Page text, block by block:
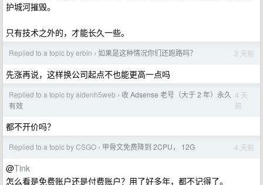
护城河摧毁。
只有技术之外的，才能长久一些。
Replied to a topic by erbin › 如果是这种情况你们还跑路吗？ 3 天前
先涨再说，这样换公司起点不也能更高一点吗
Replied to a topic by aidenh5web › 收 Adsense 老号（大于 2 年）永久
有效
4 天
前
都不开价吗？
Replied to a topic by CSGO › 甲骨文免费降到 2CPU， 12G 4 天前
@Tink
怎么看是免费账户还是付费账户？用了好多年，都不记得了。